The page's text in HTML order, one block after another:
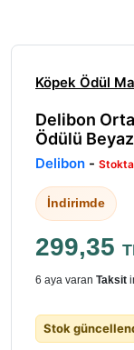
Köpek Ödül
Delibon
Ödülü
Delibon -
İndirimde
299,35
6 aya varan Taksit
Stok